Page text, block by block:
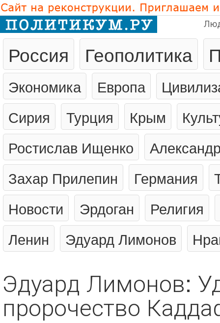
Россия Геополитика
Экономика Европа
Сирия
Турция Крым
Ростислав Ищенко
Захар Прилепин
Германия
Новости
Эрдоган
Религия
Ленин
Эдуард Лимонов
Эдуард Лимонов:
пророчество